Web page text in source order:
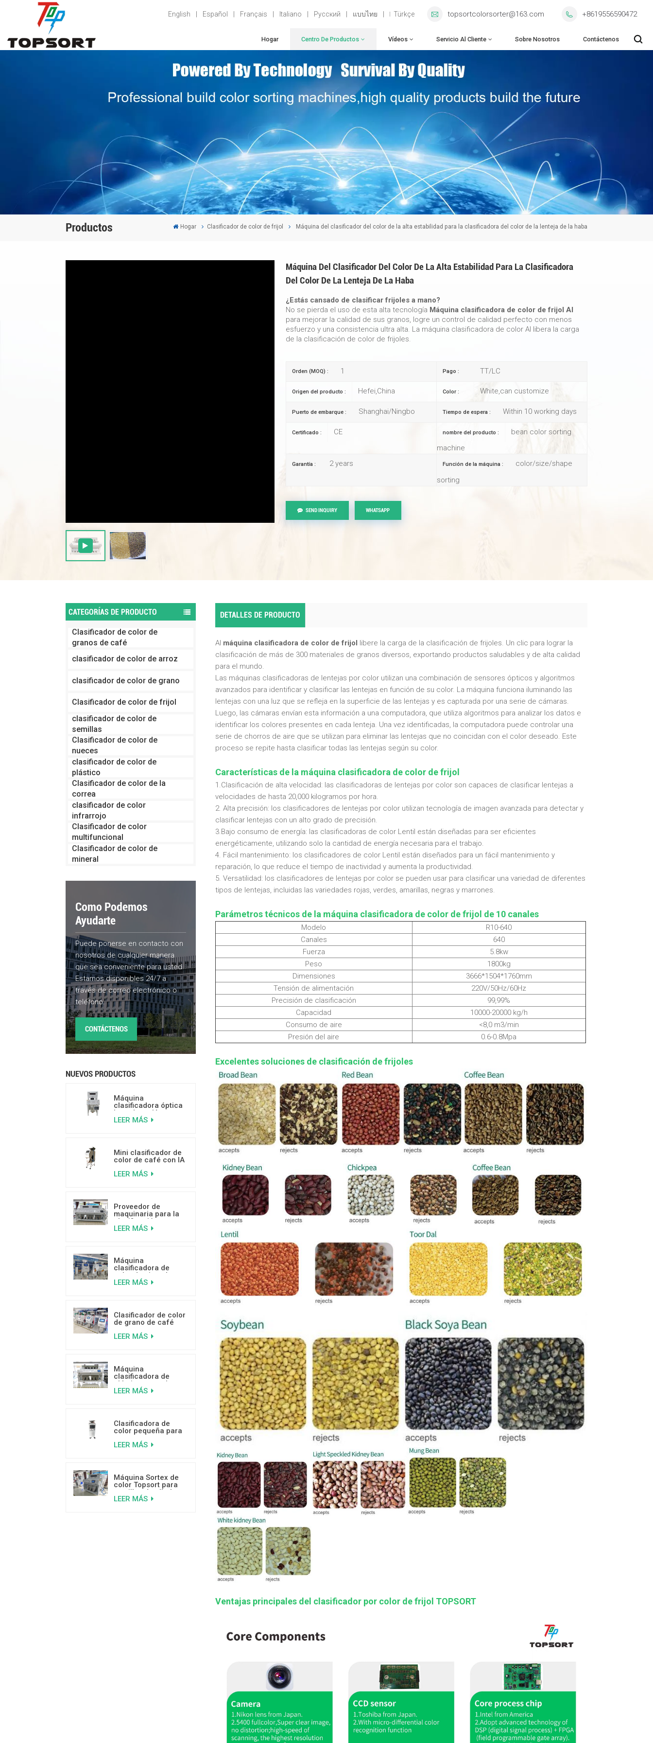
English Español Français Italiano Русский แบบไทย Türkçe topsortcolorsorter@163.com +8619556590472
Hogar Centro De Productos Vídeos Servicio Al Cliente Sobre Nosotros Contáctenos
Productos Hogar Clasificador de color de frijol Máquina del clasificador del color de la alta estabilidad para la clasificadora del color de la lenteja de la haba
Máquina Del Clasificador Del Color De La Alta Estabilidad Para La Clasificadora
Del Color De La Lenteja De La Haba
¿Estás cansado de clasificar frijoles a mano?
No se pierda el uso de esta alta tecnología Máquina clasificadora de color de frijol AI
para mejorar la calidad de sus granos, logre un control de calidad perfecto con menos
esfuerzo y una consistencia ultra alta. La máquina clasificadora de color AI libera la carga
de la clasificación de color de frijoles.
Orden (MOQ) : 1 Pago : TT/LC
Origen del producto : Hefei,China Color : White,can customize
Puerto de embarque : Shanghai/Ningbo Tiempo de espera : Within 10 working days
Certificado : CE nombre del producto :
bean color sorting
machine
Garantía : 2 years Función de la máquina :
color/size/shape
sorting
SEND INQUIRY WHATSAPP
CATEGORÍAS DE PRODUCTO
Clasificador de color de
granos de café
clasificador de color de arroz
clasificador de color de grano
Clasificador de color de frijol
clasificador de color de
semillas
Clasificador de color de
nueces
clasificador de color de
plástico
Clasificador de color de la
correa
clasificador de color
infrarrojo
Clasificador de color
multifuncional
Clasificador de color de
mineral
Como Podemos
Ayudarte
Puede ponerse en contacto con
nosotros de cualquier manera
que sea conveniente para usted.
Estamos disponibles 24/7 a
través de correo electrónico o
teléfono.
CONTÁCTENOS
NUEVOS PRODUCTOS
Máquina
clasificadora óptica
basada en IA para
frutos secos de 500
LEER MÁS
Mini clasificador de
color de café con IA
de café mohosos,
LEER MÁS
Proveedor de
maquinaria para la
clasificación por
color de cocos de
LEER MÁS
Máquina
clasificadora de
color de pistacho
con IA y aprendizaje
LEER MÁS
Clasificador de color
de grano de café
color de venta
LEER MÁS
Máquina
clasificadora de
plástico por color
inteligente de 5
LEER MÁS
Clasificadora de
color pequeña para
bajo precio
LEER MÁS
Máquina Sortex de
color Topsort para
semillas de albahaca
con sensor de alta
LEER MÁS
DETALLES DE PRODUCTO
AI máquina clasificadora de color de frijol
libere la carga de la clasificación de frijoles. Un clic para lograr la
clasificación de más de 300 materiales de granos diversos, exportando productos saludables y de alta calidad
para el mundo.
Las máquinas clasificadoras de lentejas por color utilizan una combinación de sensores ópticos y algoritmos
avanzados para identificar y clasificar las lentejas en función de su color. La máquina funciona iluminando las
lentejas con una luz que se refleja en la superficie de las lentejas y es capturada por una serie de cámaras.
Luego, las cámaras envían esta información a una computadora, que utiliza algoritmos para analizar los datos e
identificar los colores presentes en cada lenteja. Una vez identificadas, la computadora puede controlar una
serie de chorros de aire que se utilizan para eliminar las lentejas que no coincidan con el color deseado. Este
proceso se repite hasta clasificar todas las lentejas según su color.
Características de la máquina clasificadora de color de frijol
1.Clasificación de alta velocidad: las clasificadoras de lentejas por color son capaces de clasificar lentejas a
velocidades de hasta 20,000 kilogramos por hora.
2. Alta precisión: los clasificadores de lentejas por color utilizan tecnología de imagen avanzada para detectar y
clasificar lentejas con un alto grado de precisión.
3.Bajo consumo de energía: las clasificadoras de color Lentil están diseñadas para ser eficientes
energéticamente, utilizando solo la cantidad de energía necesaria para el trabajo.
4. Fácil mantenimiento: los clasificadores de color Lentil están diseñados para un fácil mantenimiento y
reparación, lo que reduce el tiempo de inactividad y aumenta la productividad.
5. Versatilidad: los clasificadores de lentejas por color se pueden usar para clasificar una variedad de diferentes
tipos de lentejas, incluidas las variedades rojas, verdes, amarillas, negras y marrones.
Parámetros técnicos de la máquina clasificadora de color de frijol de 10 canales
Modelo
R10-640
Canales
640
Fuerza
5.8kw
Peso
1800kg
Dimensiones
3666*1504*1760mm
Tensión de alimentación
220V/50Hz/60Hz
Precisión de clasificación
99,99%
Capacidad
10000-20000 kg/h
Consumo de aire
<8,0 m3/min
Presión del aire
0.6-0.8Mpa
Excelentes soluciones de clasificación de frijoles
Ventajas principales del clasificador por color de frijol TOPSORT